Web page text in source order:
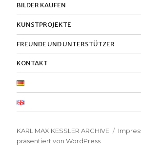
BILDER KAUFEN
KUNSTPROJEKTE
FREUNDE UND UNTERSTÜTZER
KONTAKT
KARL MAX KESSLER ARCHIVE
präsentiert von WordPress